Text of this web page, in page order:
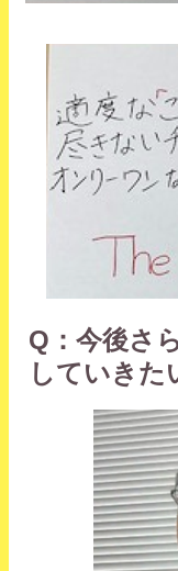
Q：今後さ
していきた